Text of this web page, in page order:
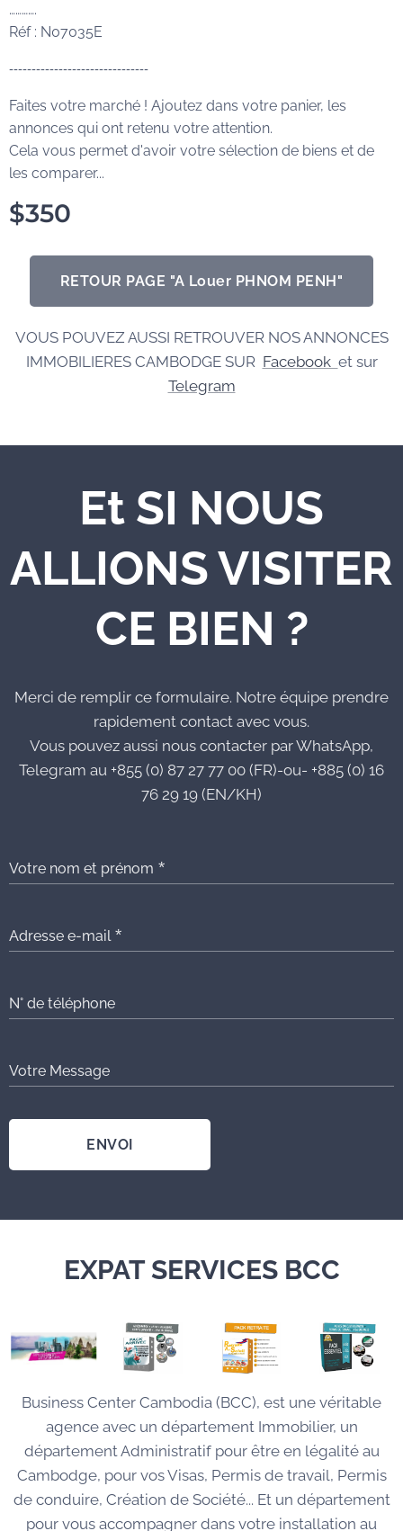
………….
Réf : N07035E
-------------------------------
Faites votre marché ! Ajoutez dans votre panier, les
annonces qui ont retenu votre attention.
Cela vous permet d'avoir votre sélection de biens et de
les comparer...
$350
RETOUR PAGE "A Louer PHNOM PENH"
VOUS POUVEZ AUSSI RETROUVER NOS ANNONCES
IMMOBILIERES CAMBODGE SUR Facebook et sur
Telegram
Et SI NOUS
ALLIONS VISITER
CE BIEN ?
Merci de remplir ce formulaire. Notre équipe prendre
rapidement contact avec vous.
Vous pouvez aussi nous contacter par WhatsApp,
Telegram au +855 (0) 87 27 77 00 (FR)-ou- +885 (0) 16
76 29 19 (EN/KH)
Votre nom et prénom
Adresse e-mail
N° de téléphone
Votre Message
ENVOI
EXPAT SERVICES BCC
Business Center Cambodia (BCC), est une véritable
agence avec un département Immobilier, un
département Administratif pour être en légalité au
Cambodge, pour vos Visas, Permis de travail, Permis
de conduire, Création de Société... Et un département
pour vous accompagner dans votre installation au